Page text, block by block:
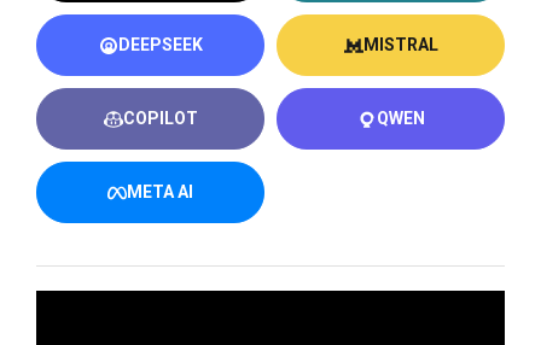
DEEPSEEK MISTRAL
COPILOT QWEN
META AI